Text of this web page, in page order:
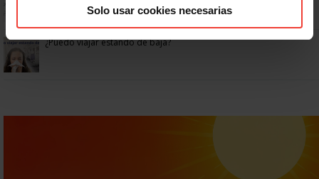
Solo usar cookies necesarias
¿Puedo viajar estando de baja?